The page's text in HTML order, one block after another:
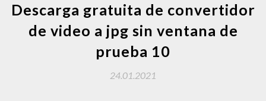
Descarga gratuita de convertidor
de video a jpg sin ventana de
prueba 10
24.01.2021